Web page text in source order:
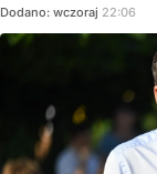
Dodano: wczoraj 22:06